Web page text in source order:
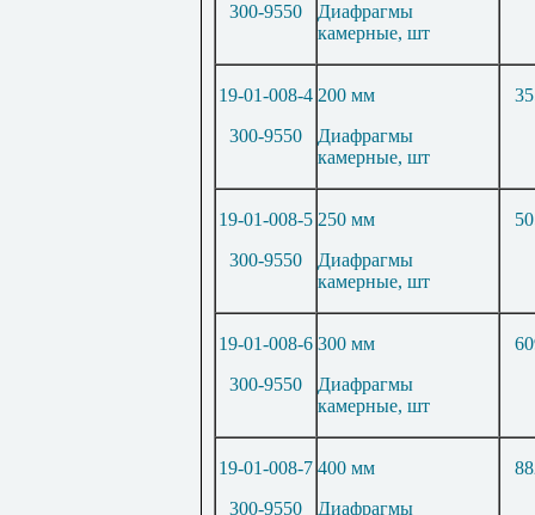
300-9550
Диафрагмы
камерные, шт
19-01-008-4
300-9550
200 мм
Диафрагмы
камерные, шт
19-01-008-5
300-9550
250 мм
Диафрагмы
камерные, шт
19-01-008-6
300-9550
300 мм
Диафрагмы
камерные, шт
19-01-008-7
300-9550
400 мм
Диафрагмы